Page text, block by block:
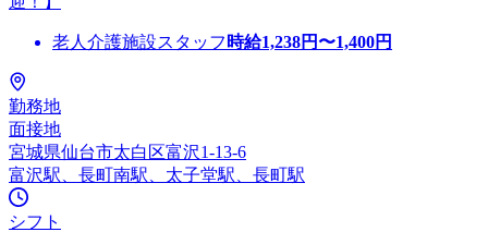
老人介護施設スタッフ 時給1,238円〜1,400円
勤務地
面接地
宮城県仙台市太白区富沢1-13-6
富沢駅、長町南駅、太子堂駅、長町駅
シフト